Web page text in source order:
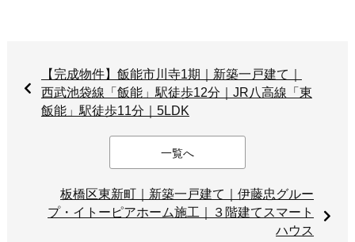
【完成物件】飯能市川寺1期｜新築一戸建て｜
西武池袋線「飯能」駅徒歩12分｜JR八高線「東
飯能」駅徒歩11分｜5LDK
一覧へ
板橋区東新町｜新築一戸建て｜伊藤忠グルー
プ・イトーピアホーム施工｜３階建てスマート
ハウス